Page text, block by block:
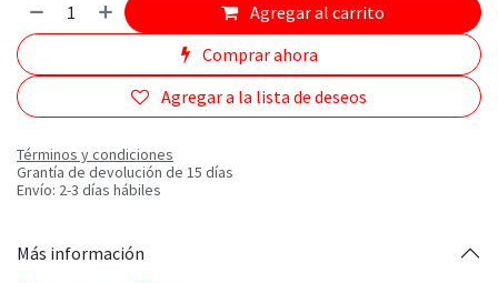
Agregar al carrito
Comprar ahora
Agregar a la lista de deseos
Términos y condiciones
Grantía de devolución de 15 días
Envío: 2-3 días hábiles
Más información